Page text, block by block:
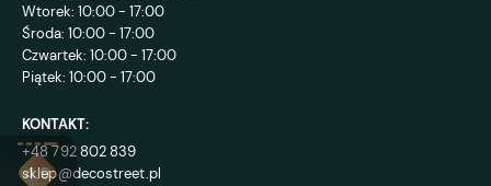
Wtorek: 10:00 - 17:00
Środa: 10:00 - 17:00
Czwartek: 10:00 - 17:00
Piątek: 10:00 - 17:00
KONTAKT:
+48 792 802 839
sklep@decostreet.pl
4.9